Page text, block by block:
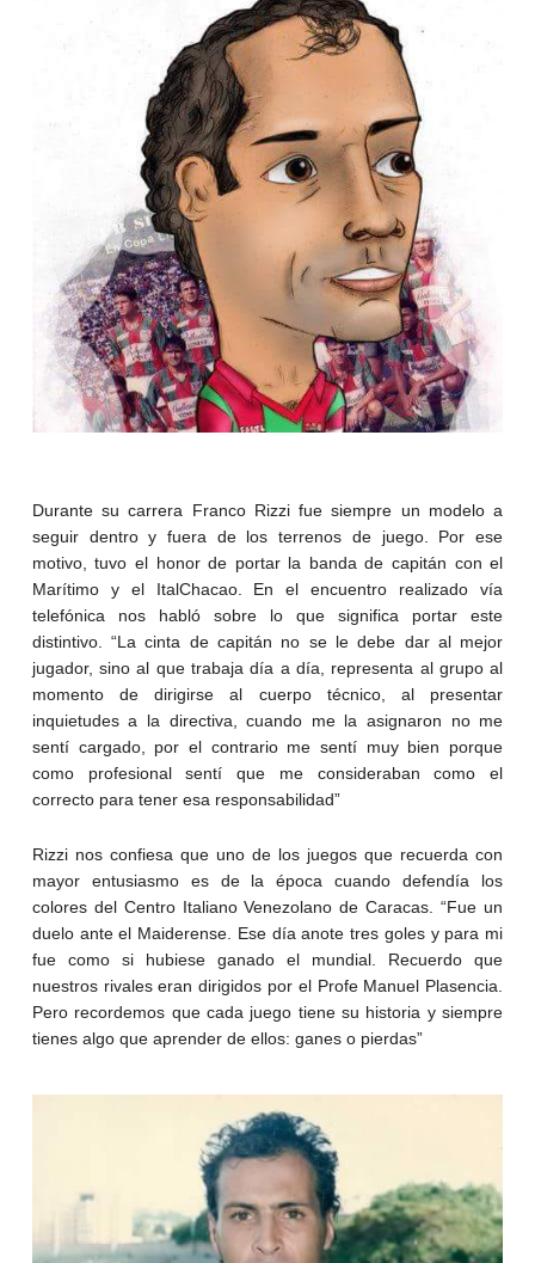
Durante su carrera Franco Rizzi fue siempre un modelo a
seguir dentro y fuera de los terrenos de juego. Por ese
motivo, tuvo el honor de portar la banda de capitán con el
Marítimo y el ItalChacao. En el encuentro realizado vía
telefónica nos habló sobre lo que significa portar este
distintivo. “La cinta de capitán no se le debe dar al mejor
jugador, sino al que trabaja día a día, representa al grupo al
momento de dirigirse al cuerpo técnico, al presentar
inquietudes a la directiva, cuando me la asignaron no me
sentí cargado, por el contrario me sentí muy bien porque
como profesional sentí que me consideraban como el
correcto para tener esa responsabilidad”
Rizzi nos confiesa que uno de los juegos que recuerda con
mayor entusiasmo es de la época cuando defendía los
colores del Centro Italiano Venezolano de Caracas. “Fue un
duelo ante el Maiderense. Ese día anote tres goles y para mi
fue como si hubiese ganado el mundial. Recuerdo que
nuestros rivales eran dirigidos por el Profe Manuel Plasencia.
Pero recordemos que cada juego tiene su historia y siempre
tienes algo que aprender de ellos: ganes o pierdas”